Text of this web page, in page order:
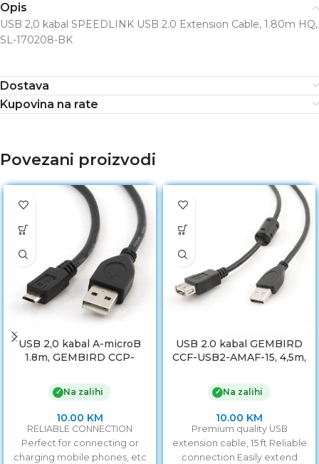
Opis
USB 2,0 kabal SPEEDLINK USB 2.0 Extension Cable, 1.80m HQ,
SL-170208-BK
Dostava
Kupovina na rate
Povezani proizvodi
USB 2,0 kabal A-microB
1.8m, GEMBIRD CCP-
✓ Na zalihi
10.00 KM
RELIABLE CONNECTION
Perfect for connecting or
charging mobile phones, etc
USB 2.0 kabal GEMBIRD
CCF-USB2-AMAF-15, 4,5m,
ferrit
✓ Na zalihi
10.00 KM
Premium quality USB
extension cable, 15 ft Reliable
connection Easily extend